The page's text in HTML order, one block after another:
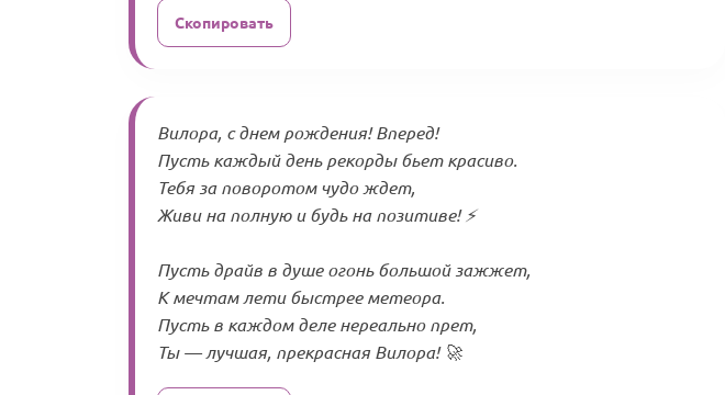
Скопировать
Вилора, с днем рождения! Вперед!
Пусть каждый день рекорды бьет красиво.
Тебя за поворотом чудо ждет,
Живи на полную и будь на позитиве! ⚡
Пусть драйв в душе огонь большой зажжет,
К мечтам лети быстрее метеора.
Пусть в каждом деле нереально прет,
Ты — лучшая, прекрасная Вилора! 🚀